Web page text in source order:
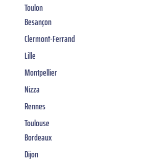
Toulon
Besançon
Clermont-Ferrand
Lille
Montpellier
Nizza
Rennes
Toulouse
Bordeaux
Dijon